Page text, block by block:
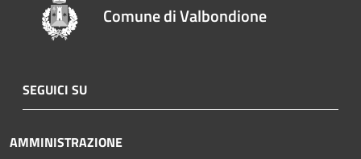
Comune di Valbondione
SEGUICI SU
AMMINISTRAZIONE